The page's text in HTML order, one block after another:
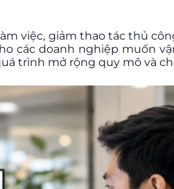
việc, giảm thao tác thủ
các doanh nghiệp muốn
trình mở rộng quy mô và